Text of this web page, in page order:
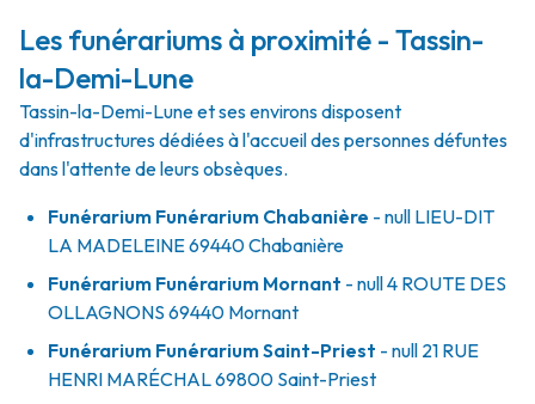
Les funérariums à proximité - Tassin-
la-Demi-Lune
Tassin-la-Demi-Lune et ses environs disposent
d'infrastructures dédiées à l'accueil des personnes défuntes
dans l'attente de leurs obsèques.
Funérarium Funérarium Chabanière - null LIEU-DIT
LA MADELEINE69440Chabanière
Funérarium Funérarium Mornant - null4 ROUTE DES
OLLAGNONS 69440 Mornant
Funérarium Funérarium Saint-Priest - null 21 RUE
HENRI MARÉCHAL69800 Saint-Priest